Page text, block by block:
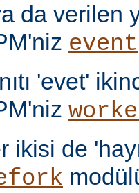
da verilen
event
'evet'
ikisi de